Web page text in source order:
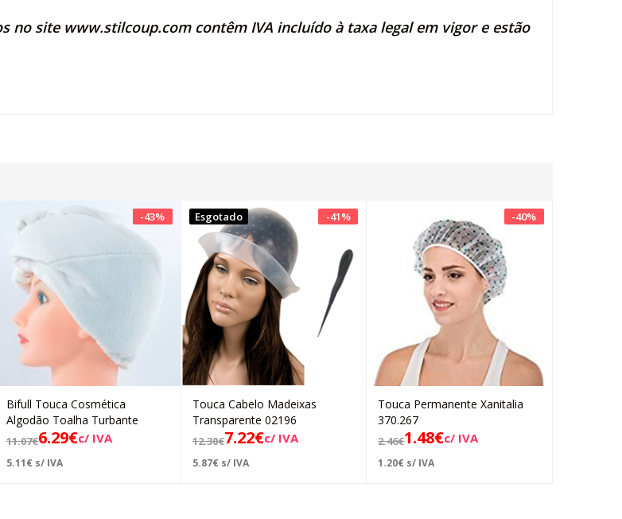
no site www.stilcoup.comcontêm IVA incluído à taxa legal em vigor e estão
-43%
Adicionar
Bifull Touca Cosmética
Algodão Toalha Turbante
11.07€6.29€c/ IVA
5.11€ s/ IVA
-41%
Esgotado
Ler mais
Touca Cabelo Madeixas
Transparente 02196
12.30€7.22€c/ IVA
5.87€ s/ IVA
-40%
Adicionar
Touca Permanente Xanitalia
370.267
2.46€1.48€c/ IVA
1.20€ s/ IVA